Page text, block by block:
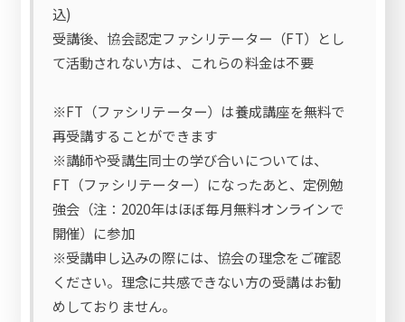
込)
受講後、協会認定ファシリテーター（FT）とし
て活動されない方は、これらの料金は不要
※FT（ファシリテーター）は養成講座を無料で
再受講することができます
※講師や受講生同士の学び合いについては、
FT（ファシリテーター）になったあと、定例勉
強会（注：2020年はほぼ毎月無料オンラインで
開催）に参加
※受講申し込みの際には、協会の理念をご確認
ください。理念に共感できない方の受講はお勧
めしておりません。